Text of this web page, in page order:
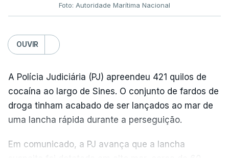
Foto: Autoridade Marítima Nacional
OUVIR
A Polícia Judiciária (PJ) apreendeu 421 quilos de
cocaína ao largo de Sines. O conjunto de fardos de
droga tinham acabado de ser lançados ao mar de
uma lancha rápida durante a perseguição.
Em comunicado, a PJ avança que a lancha